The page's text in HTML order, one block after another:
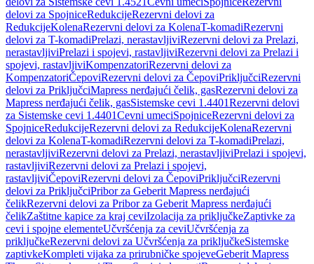
delovi za SpojniceRedukcijeRezervni delovi za
RedukcijeKolenaRezervni delovi za KolenaT-komadiRezervni
delovi za T-komadiPrelazi, nerastavljiviRezervni delovi za Prelazi,
nerastavljiviPrelazi i spojevi, rastavljiviRezervni delovi za Prelazi i
spojevi, rastavljiviKompenzatoriRezervni delovi za
KompenzatoriČepoviRezervni delovi za ČepoviPriključciRezervni
delovi za PriključciMapress nerđajući čelik, gasRezervni delovi za
Mapress nerđajući čelik, gasSistemske cevi 1.4401Rezervni delovi
za Sistemske cevi 1.4401Cevni umeciSpojniceRezervni delovi za
SpojniceRedukcijeRezervni delovi za RedukcijeKolenaRezervni
delovi za KolenaT-komadiRezervni delovi za T-komadiPrelazi,
nerastavljiviRezervni delovi za Prelazi, nerastavljiviPrelazi i spojevi,
rastavljiviRezervni delovi za Prelazi i spojevi,
rastavljiviČepoviRezervni delovi za ČepoviPriključciRezervni
delovi za PriključciPribor za Geberit Mapress nerđajući
čelikRezervni delovi za Pribor za Geberit Mapress nerđajući
čelikZaštitne kapice za kraj ceviIzolacija za priključkeZaptivke za
cevi i spojne elementeUčvršćenja za ceviUčvršćenja za
priključkeRezervni delovi za Učvršćenja za priključkeSistemske
zaptivkeKompleti vijaka za prirubničke spojeveGeberit Mapress